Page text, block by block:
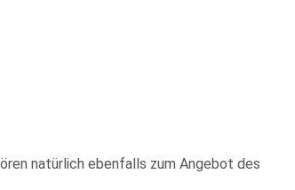
natürlich ebenfalls zum Angebot des